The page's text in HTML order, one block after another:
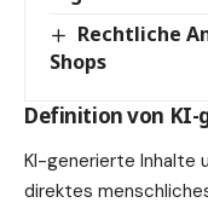
Rechtliche
Shops
Definition von
KI-generierte Inhalte
direktes